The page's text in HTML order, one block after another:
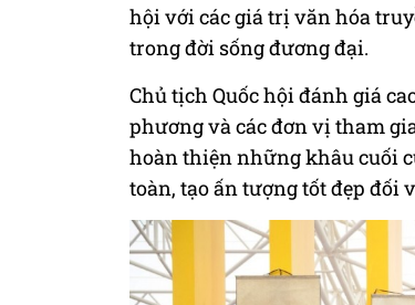
hội với các giá trị văn hóa
trong đời sống đương đại.
Chủ tịch Quốc hội đánh giá
phương và các đơn vị tham
hoàn thiện những khâu cuối
toàn, tạo ấn tượng tốt đẹp đối